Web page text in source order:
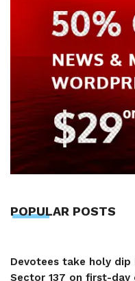
POPULAR POSTS
Devotees take holy dip
Sector 137 on first-day